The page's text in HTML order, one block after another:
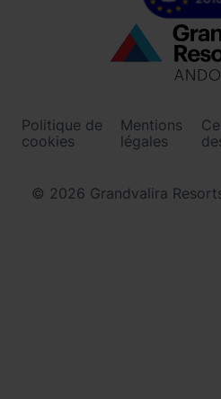
© 2026 Grandvalira
-
ordinoarcalis.com
Politique de
cookies
Mentions
légales